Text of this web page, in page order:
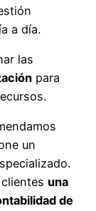
a día.
las
para
un
una
de